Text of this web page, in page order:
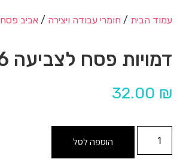
עמוד הבית / חומרי עבודה ויצירה /אביב פסח
דמויות פסח לצביעה 36 יח
32.00 ₪
הוספה לסל